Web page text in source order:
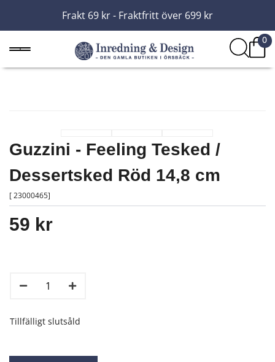
Frakt 69 kr - Fraktfritt över 699 kr
0
Guzzini - Feeling Tesked /
Dessertsked Röd 14,8 cm
[ 23000465]
59 kr
Tillfälligt slutsåld